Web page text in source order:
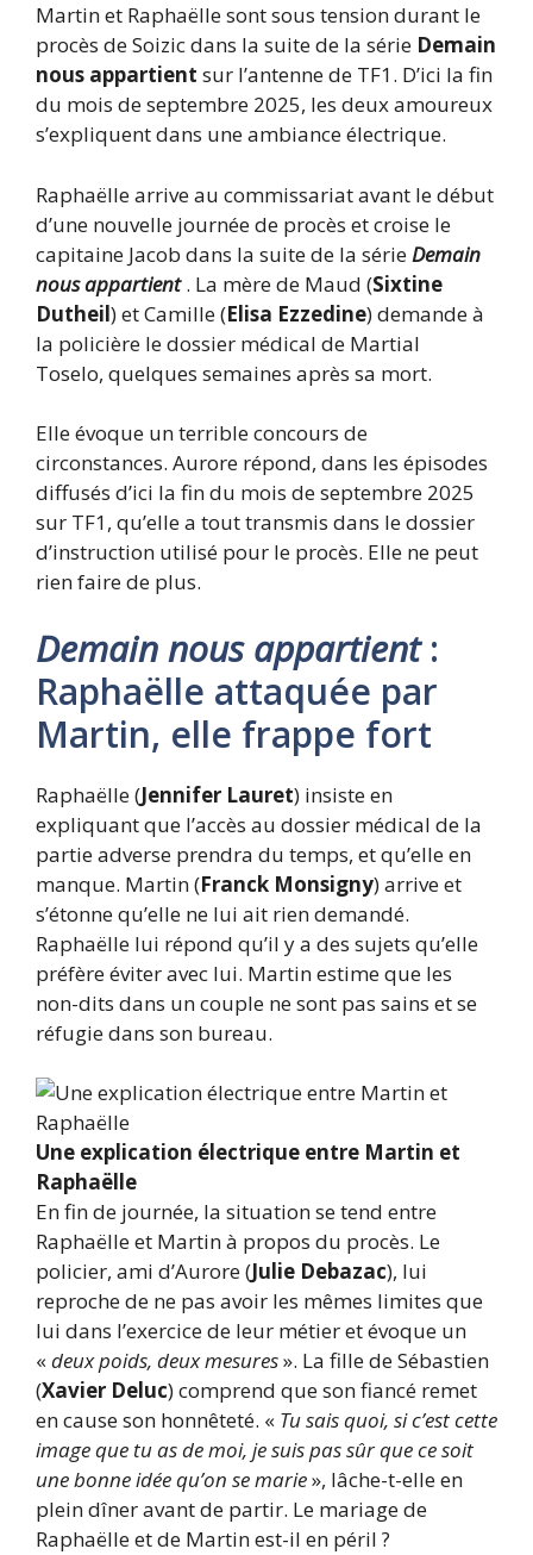
Martin et Raphaëlle sont sous tension durant le
procès de Soizic dans la suite de la série Demain
nous appartient sur l’antenne de TF1. D’ici la fin
du mois de septembre 2025, les deux amoureux
s’expliquent dans une ambiance électrique.
Raphaëlle arrive au commissariat avant le début
d’une nouvelle journée de procès et croise le
capitaine Jacob dans la suite de la sérieDemain
nous appartient . La mère de Maud (Sixtine
Dutheil) et Camille (Elisa Ezzedine) demande à
la policière le dossier médical de Martial
Toselo, quelques semaines après sa mort.
Elle évoque un terrible concours de
circonstances. Aurore répond, dans les épisodes
diffusés d’ici la fin du mois de septembre 2025
sur TF1, qu’elle a tout transmis dans le dossier
d’instruction utilisé pour le procès. Elle ne peut
rien faire de plus.
Demain nous appartient:
Raphaëlle attaquée par
Martin, elle frappe fort
Raphaëlle (Jennifer Lauret) insiste en
expliquant que l’accès au dossier médical de la
partie adverse prendra du temps, et qu’elle en
manque. Martin (Franck Monsigny) arrive et
s’étonne qu’elle ne lui ait rien demandé.
Raphaëlle lui répond qu’il y a des sujets qu’elle
préfère éviter avec lui. Martin estime que les
non-dits dans un couple ne sont pas sains et se
réfugie dans son bureau.
Une explication électrique entre Martin et
Raphaëlle
En fin de journée, la situation se tend entre
Raphaëlle et Martin à propos du procès. Le
policier, ami d’Aurore (Julie Debazac), lui
reproche de ne pas avoir les mêmes limites que
lui dans l’exercice de leur métier et évoque un
« deux poids, deux mesures». La fille de Sébastien
(Xavier Deluc) comprend que son fiancé remet
en cause son honnêteté. « Tu sais quoi, si c’est cette
image que tu as de moi, je suis pas sûr que ce soit
une bonne idée qu’on se marie», lâche-t-elle en
plein dîner avant de partir. Le mariage de
Raphaëlle et de Martin est-il en péril ?